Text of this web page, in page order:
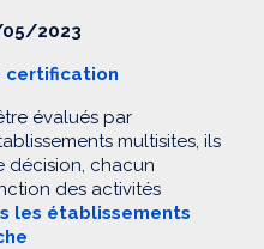
2023
certification
évalués par
multisites, ils
décision, chacun
des activités
les établissements